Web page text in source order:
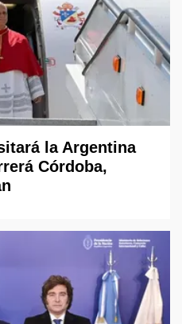
la Argentina
Córdoba,